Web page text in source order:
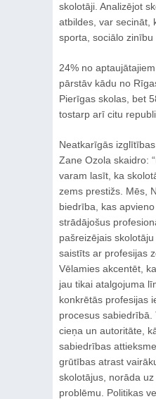
skolotāji. Analizējot
atbildes, var secināt,
sporta, sociālo zinību
24% no
pārstāv kādu no
Pierīgas skolas, bet
tostarp arī citu
Neatkarīgās
Zane Ozola skaidro:
varam lasīt, ka
zems prestižs. Mēs,
biedrība, kas
strādājošus
pašreizējais
saistīts ar profesijas
Vēlamies akcentēt,
jau tikai atalgojuma
konkrētās profesijas
procesus
cieņa un autoritāte,
sabiedrības
grūtības atrast
skolotājus, norāda
problēmu. Politikas